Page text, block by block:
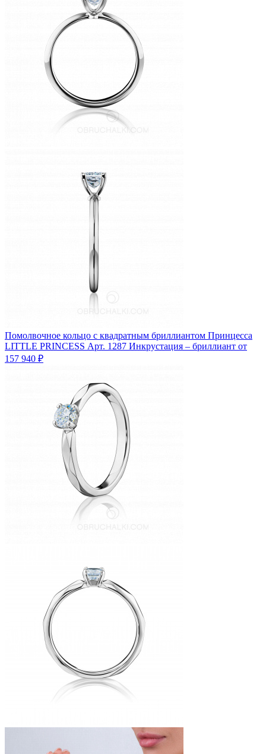
Помолвочное кольцо с квадратным бриллиантом Принцесса
LITTLE PRINCESS Арт. 1287 Инкрустация – бриллиант от
157 940 ₽